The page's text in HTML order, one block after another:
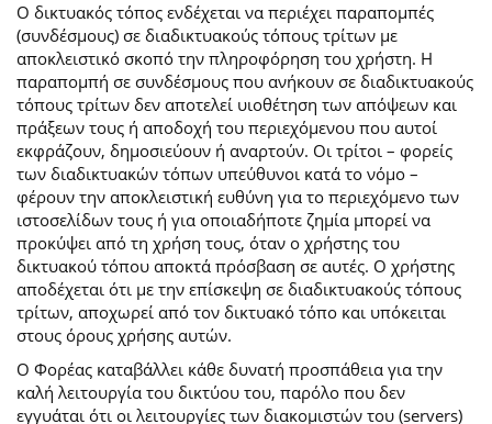
O δικτυακός τόπος ενδέχεται να περιέχει παραπομπές
(συνδέσμους) σε διαδικτυακούς τόπους τρίτων με
αποκλειστικό σκοπό την πληροφόρηση του χρήστη. Η
παραπομπή σε συνδέσμους που ανήκουν σε διαδικτυακούς
τόπους τρίτων δεν αποτελεί υιοθέτηση των απόψεων και
πράξεων τους ή αποδοχή του περιεχόμενου που αυτοί
εκφράζουν, δημοσιεύουν ή αναρτούν. Οι τρίτοι – φορείς
των διαδικτυακών τόπων υπεύθυνοι κατά το νόμο –
φέρουν την αποκλειστική ευθύνη για το περιεχόμενο των
ιστοσελίδων τους ή για οποιαδήποτε ζημία μπορεί να
προκύψει από τη χρήση τους, όταν ο χρήστης του
δικτυακού τόπου αποκτά πρόσβαση σε αυτές. Ο χρήστης
αποδέχεται ότι με την επίσκεψη σε διαδικτυακούς τόπους
τρίτων, αποχωρεί από τον δικτυακό τόπο και υπόκειται
στους όρους χρήσης αυτών.
Ο Φορέας καταβάλλει κάθε δυνατή προσπάθεια για την
καλή λειτουργία του δικτύου του, παρόλο που δεν
εγγυάται ότι οι λειτουργίες των διακομιστών του (servers)